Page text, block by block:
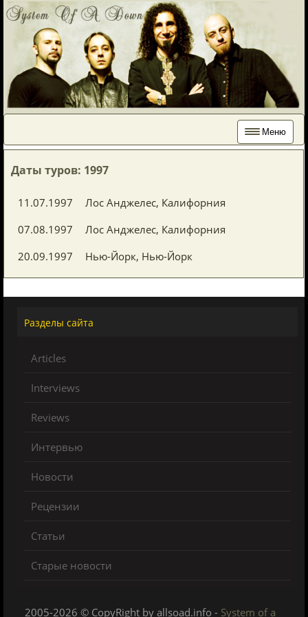
Меню
Даты туров: 1997
11.07.1997
Лос Анджелес, Калифорния
07.08.1997
Лос Анджелес, Калифорния
20.09.1997
Нью-Йорк, Нью-Йорк
Разделы сайта
Articles
Interviews
Reviews
Интервью
Новости
Рецензии
Статьи
Старые новости
2005-2026 © CopyRight by allsoad.info - System of a